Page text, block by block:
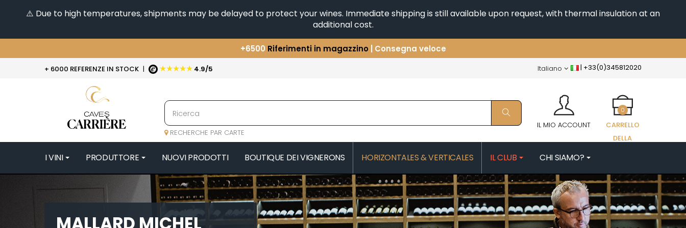
⚠️ Due to high temperatures, shipments may be delayed to protect your wines. Immediate shipping is still available upon request, with thermal insulation at an
additional cost.
+6500 Riferimenti in magazzino| Consegna veloce
Avete una domanda?+33(0)345812020
+ 6000 REFERENZE IN STOCK | ★★★★★ 4.9/5 | +33(0)345812020
Italiano
RECHERCHE PAR CARTE
IL MIO ACCOUNT
CARRELLO
DELLA
0
I VINI PRODUTTORE
4
47N3E - MICHAUT GUILLAUME
COMTES LAFON
CONFURON JEAN-JACQUES
COQUARD LOISON FLEUROT
D
JAEGER-DEFAIX
JAVILLIER PATRICK
JAYER GILLES
JAYER JACQUELINE
MORIN NICOLAS
MOROT ALBERT
MORTET DENIS
MUGNERET-GIBOURG
NUOVI PRODOTTI BOUTIQUE DEI VIGNERONS HORIZONTALES & VERTICALES IL CLUB CHI SIAMO?